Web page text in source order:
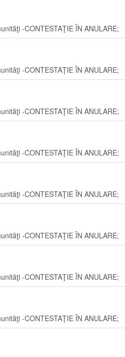
-CONTESTAŢIE ÎN ANULARE;
-CONTESTAŢIE ÎN ANULARE;
-CONTESTAŢIE ÎN ANULARE;
-CONTESTAŢIE ÎN ANULARE;
-CONTESTAŢIE ÎN ANULARE;
-CONTESTAŢIE ÎN ANULARE;
-CONTESTAŢIE ÎN ANULARE;
-CONTESTAŢIE ÎN ANULARE;